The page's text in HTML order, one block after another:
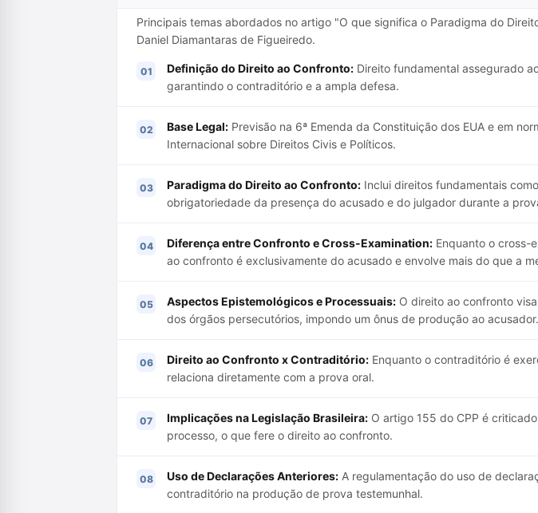
Principais temas abordados no artigo "O que significa o Paradigma do
Daniel Diamantaras de Figueiredo.
Definição do Direito ao Confronto: Direito fundamental assegurado
garantindo o contraditório e a ampla defesa.
Base Legal: Previsão na 6ª Emenda da Constituição dos EUA e em
Internacional sobre Direitos Civis e Políticos.
Paradigma do Direito ao Confronto: Inclui direitos fundamentais
obrigatoriedade da presença do acusado e do julgador durante a
Diferença entre Confronto e Cross-Examination: Enquanto o cross-
ao confronto é exclusivamente do acusado e envolve mais do que a
Aspectos Epistemológicos e Processuais: O direito ao confronto
dos órgãos persecutórios, impondo um ônus de produção ao acusador.
Direito ao Confronto x Contraditório: Enquanto o contraditório é
relaciona diretamente com a prova oral.
Implicações na Legislação Brasileira: O artigo 155 do CPP é
processo, o que fere o direito ao confronto.
Uso de Declarações Anteriores: A regulamentação do uso de
contraditório na produção de prova testemunhal.